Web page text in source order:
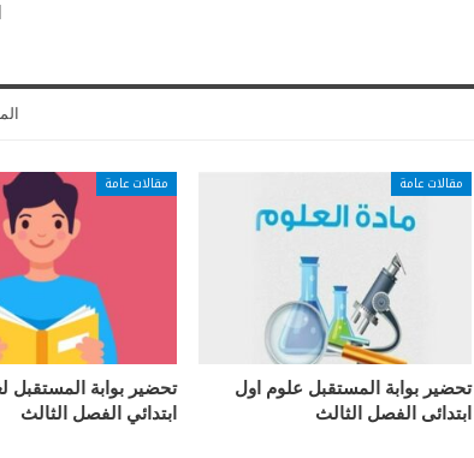
مقالات عامة
تحضير بوابة المستقبل علوم اول
ابتدائى الفصل الثالث
مقالات عامة
تحضير بوابة المستقبل
ابتدائي الفصل الثالث